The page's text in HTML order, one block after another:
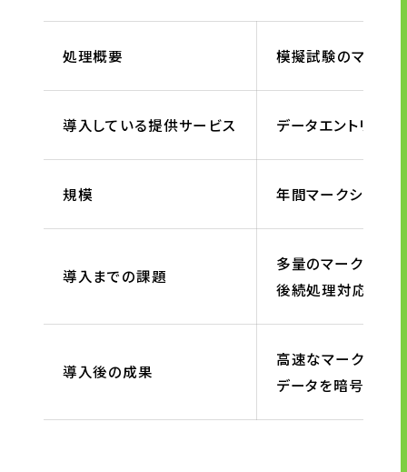
処理概要 模擬試験のマーク
導入している提供サービス データエントリー
規模 年間マークシート
導入までの課題
多量のマークシー
後続処理対応の為
導入後の成果
高速なマークシー
データを暗号化し